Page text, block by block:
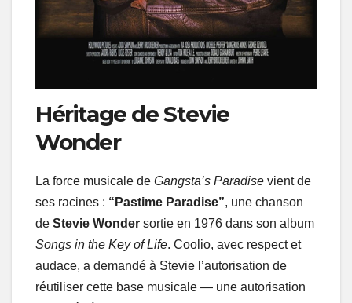
Héritage de Stevie
Wonder
La force musicale de Gangsta’s Paradise vient de
ses racines : “Pastime Paradise”, une chanson
de Stevie Wonder sortie en 1976 dans son album
Songs in the Key of Life. Coolio, avec respect et
audace, a demandé à Stevie l’autorisation de
réutiliser cette base musicale — une autorisation